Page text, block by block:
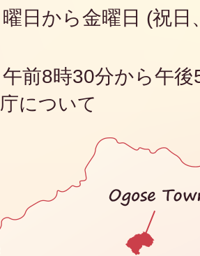
日から金曜日 (祝
前8時30分から午
について